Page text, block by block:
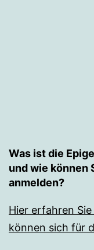
Was ist die
und wie können
anmelden?
Hier erfahren
können sich für